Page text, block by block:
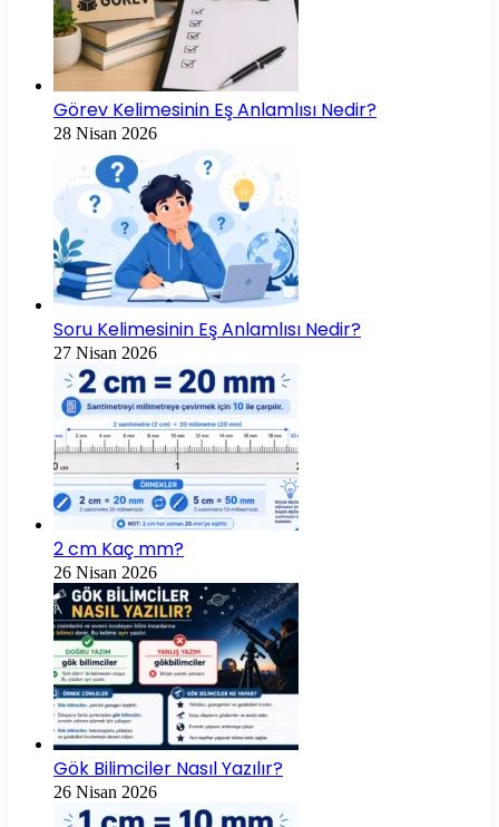
Görev Kelimesinin Eş Anlamlısı Nedir?
28 Nisan 2026
Soru Kelimesinin Eş Anlamlısı Nedir?
27 Nisan 2026
2 cm Kaç mm?
26 Nisan 2026
Gök Bilimciler Nasıl Yazılır?
26 Nisan 2026